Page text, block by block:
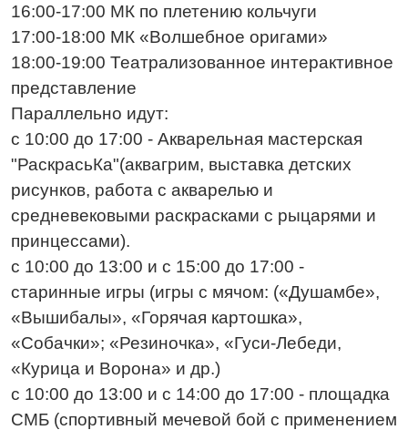
16:00-17:00 МК по плетению кольчуги
17:00-18:00 МК «Волшебное оригами»
18:00-19:00 Театрализованное интерактивное
представление
Параллельно идут:
с 10:00 до 17:00 - Акварельная мастерская
"РаскрасьКа"(аквагрим, выставка детских
рисунков, работа с акварелью и
средневековыми раскрасками с рыцарями и
принцессами).
с 10:00 до 13:00 и с 15:00 до 17:00 -
старинные игры (игры с мячом: («Душамбе»,
«Вышибалы», «Горячая картошка»,
«Собачки»; «Резиночка», «Гуси-Лебеди,
«Курица и Ворона» и др.)
с 10:00 до 13:00 и с 14:00 до 17:00 - площадка
СМБ (спортивный мечевой бой с применением